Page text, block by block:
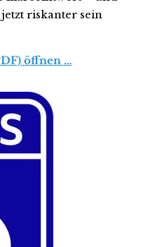
riskanter sein
öffnen …